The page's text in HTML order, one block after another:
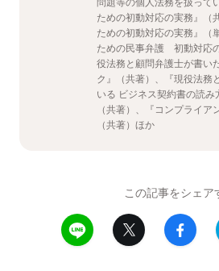
ための初動対応の実務』（
ための初動対応の実務』（
ための民事弁護 初動対応
役法務と顧問弁護士が書い
ク』（共著）、『現役法務
いる ビジネス契約書の読み
（共著）、『コンプライア
（共著）ほか
この記事をシェア